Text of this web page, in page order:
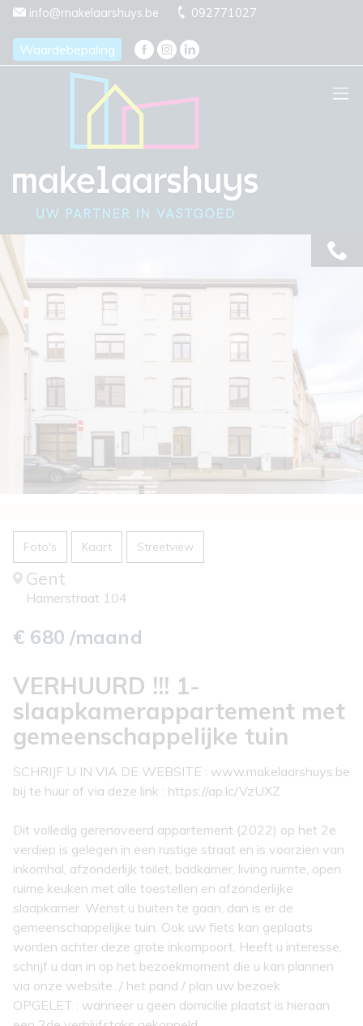
Menu overslaan en naar de inhoud gaan
info@makelaarshuys.be 092771027
Waardebepaling
VERHUURD !!! 1-
slaapkamerappartement met
gemeenschappelijke tuin
Gent
Hamerstraat 104
€ 680 /maand
Foto's Kaart Streetview
SCHRIJF U IN VIA DE WEBSITE : www.makelaarshuys.be
bij te huur of via deze link : https://ap.lc/VzUXZ
Dit volledig gerenoveerd appartement (2022) op het 2e
verdiep is gelegen in een rustige straat en is voorzien van
inkomhal, afzonderlijk toilet, badkamer, living ruimte, open
ruime keuken met alle toestellen en afzonderlijke
slaapkamer. Wenst u buiten te gaan, dan is er de
gemeenschappelijke tuin. Ook uw fiets kan geplaats
worden achter deze grote inkompoort. Heeft u interesse,
schrijf u dan in op het bezoekmoment die u kan plannen
via onze website ./ het pand / plan uw bezoek
OPGELET : wanneer u geen domicilie plaatst is hieraan